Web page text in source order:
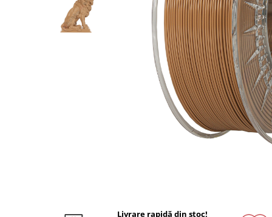
Pat printare
Cap printare
Incarcare, descarcare si afisareLivrare rapidă din stoc!